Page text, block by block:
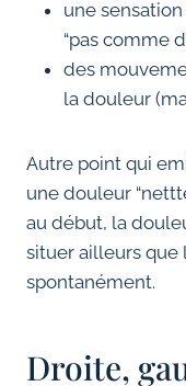
une
“pas comme
des
la douleur
Autre point qui
une douleur
au début, la
situer ailleurs que
spontanément.
Droite,